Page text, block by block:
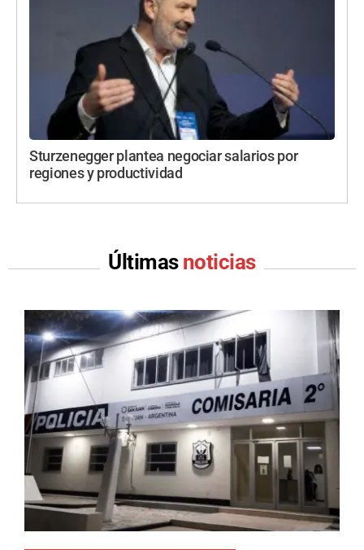
Sturzenegger plantea negociar salarios por
regiones y productividad
Últimas noticias